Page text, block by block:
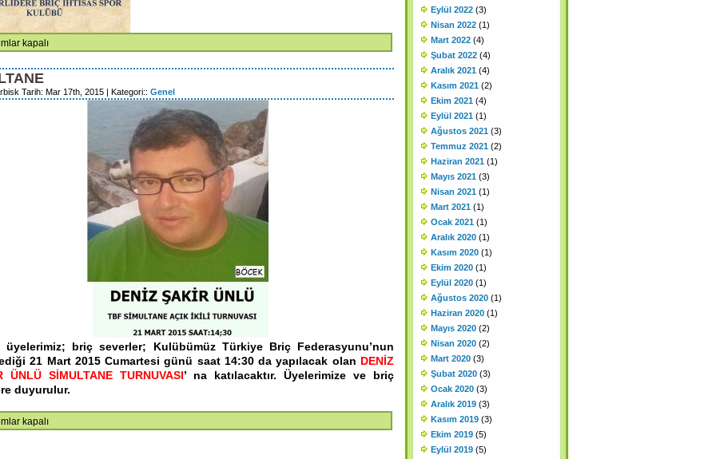
kapalı
Tarih: Mar 17th, 2015 | Kategori:: Genel
üyelerimiz; briç severler; Kulübümüz Türkiye Briç Federasyunu’nun
21 Mart 2015 Cumartesi günü saat 14:30 da yapılacak olan DENİZ
ÜNLÜ SİMULTANE TURNUVASI’ na katılacaktır. Üyelerimize ve briç
duyurulur.
kapalı
Eylül 2022 (3)
Nisan 2022 (1)
Mart 2022 (4)
Şubat 2022 (4)
Aralık 2021 (4)
Kasım 2021 (2)
Ekim 2021 (4)
Eylül 2021 (1)
Ağustos 2021 (3)
Temmuz 2021 (2)
Haziran 2021 (1)
Mayıs 2021 (3)
Nisan 2021 (1)
Mart 2021 (1)
Ocak 2021 (1)
Aralık 2020 (1)
Kasım 2020 (1)
Ekim 2020 (1)
Eylül 2020 (1)
Ağustos 2020 (1)
Haziran 2020 (1)
Mayıs 2020 (2)
Nisan 2020 (2)
Mart 2020 (3)
Şubat 2020 (3)
Ocak 2020 (3)
Aralık 2019 (3)
Kasım 2019 (3)
Ekim 2019 (5)
Eylül 2019 (5)